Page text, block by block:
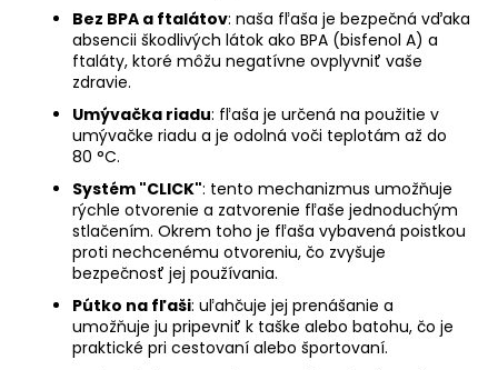
Bez BPA a ftalátov: naša fľaša je bezpečná vďaka
absencii škodlivých látok ako BPA (bisfenol A) a
ftaláty, ktoré môžu negatívne ovplyvniť vaše
zdravie.
Umývačka riadu: fľaša je určená na použitie v
umývačke riadu a je odolná voči teplotám až do
80 °C.
Systém "CLICK": tento mechanizmus umožňuje
rýchle otvorenie a zatvorenie fľaše jednoduchým
stlačením. Okrem toho je fľaša vybavená poistkou
proti nechcenému otvoreniu, čo zvyšuje
bezpečnosť jej používania.
Pútko na fľaši: uľahčuje jej prenášanie a
umožňuje ju pripevniť k taške alebo batohu, čo je
praktické pri cestovaní alebo športovaní.